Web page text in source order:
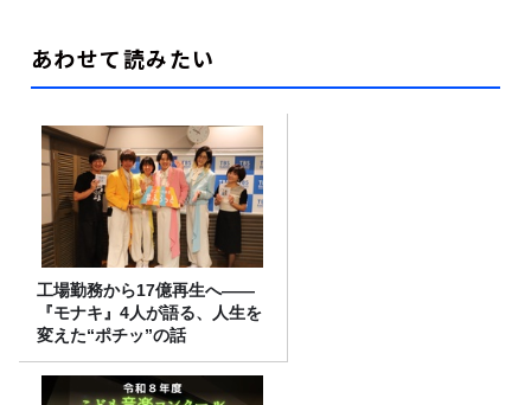
あわせて読みたい
工場勤務から17億再生へ——
『モナキ』4人が語る、人生を
変えた“ポチッ”の話